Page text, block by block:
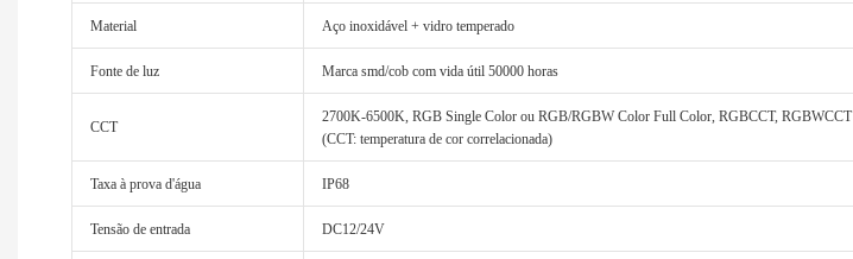
Material Aço inoxidável + vidro temperado
Fonte de luz Marca smd/cob com vida útil 50000 horas
CCT
2700K-6500K, RGB Single Color ou RGB/RGBW Color Full Color, RGBCCT, RGBWCCT
(CCT: temperatura de cor correlacionada)
Taxa à prova d'água IP68
Tensão de entrada DC12/24V